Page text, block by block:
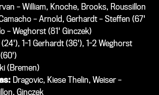
– William, Knoche, Brooks, Roussillon
– Arnold, Gerhardt – Steffen (67'
– Weghorst (81' Ginczek)
(24'), 1-1 Gerhardt (36'), 1-2 Weghorst
(Bremen)
Dragovic, Kiese Thelin, Weiser –
Ginczek